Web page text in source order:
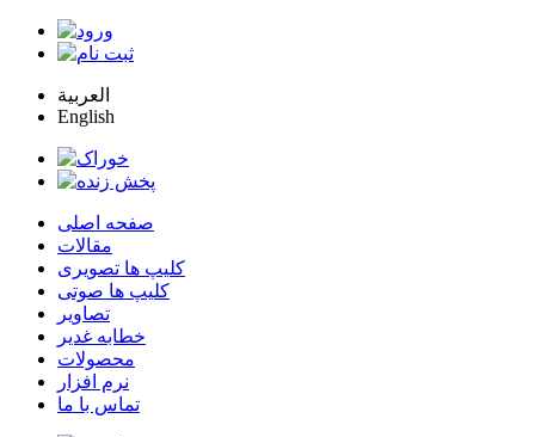
العربية
English
صفحه اصلی
مقالات
کلیپ ها تصویری
کلیپ ها صوتی
تصاویر
خطابه غدیر
محصولات
نرم افزار
تماس با ما